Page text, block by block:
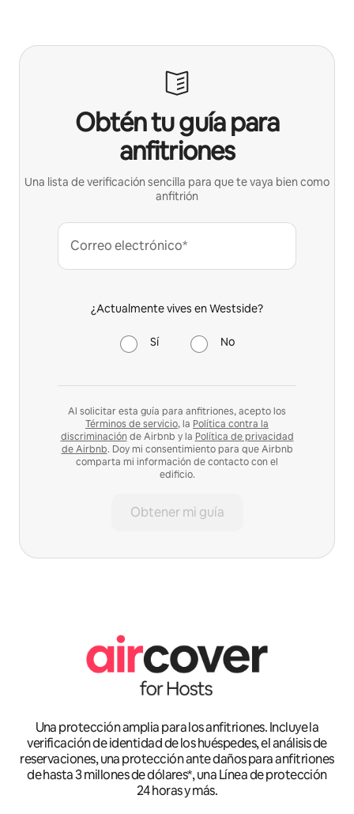
Obtén tu guía para
anfitriones
Una lista de verificación sencilla para que te vaya bien como
anfitrión
Correo electrónico*
¿Actualmente vives en Westside?
Sí No
Al solicitar esta guía para anfitriones, acepto los
Términos de servicio, la Política contra la
discriminación de Airbnb y la Política de privacidad
de Airbnb. Doy mi consentimiento para que Airbnb
comparta mi información de contacto con el
edificio.
Obtener mi guía
Una protección amplia para los anfitriones. Incluye la
verificación de identidad de los huéspedes, el análisis de
reservaciones, una protección ante daños para anfitriones
de hasta 3 millones de dólares*, una Línea de protección
24 horas y más.